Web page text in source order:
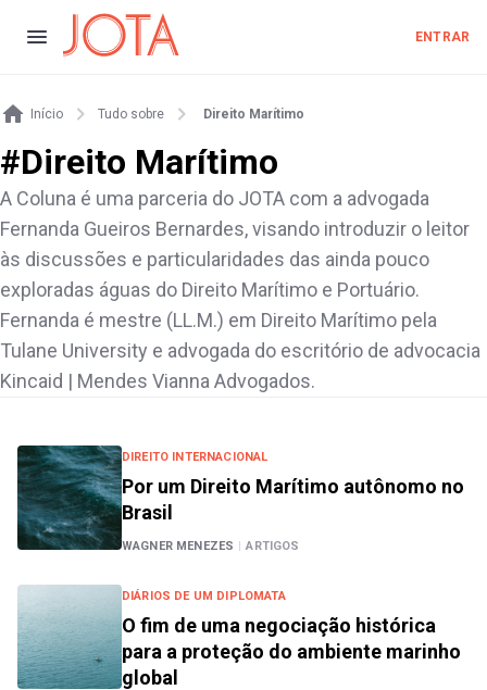
ENTRAR
Início Tudo sobre Direito Marítimo
#Direito Marítimo
A Coluna é uma parceria do JOTA com a advogada
Fernanda Gueiros Bernardes, visando introduzir o leitor
às discussões e particularidades das ainda pouco
exploradas águas do Direito Marítimo e Portuário.
Fernanda é mestre (LL.M.) em Direito Marítimo pela
Tulane University e advogada do escritório de advocacia
Kincaid | Mendes Vianna Advogados.
DIREITO INTERNACIONAL
Por um Direito Marítimo autônomo no
Brasil
WAGNER MENEZES | ARTIGOS
DIÁRIOS DE UM DIPLOMATA
O fim de uma negociação histórica
para a proteção do ambiente marinho
global